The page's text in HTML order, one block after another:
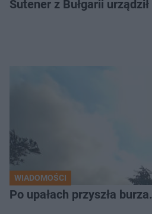
Sutener z Bułgarii
WIADOMOŚCI
Po upałach przyszła